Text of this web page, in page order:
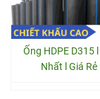
Ống HDPE D315
Nhất l Giá